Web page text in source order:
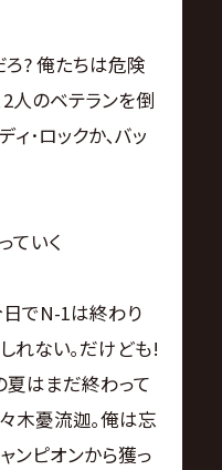
? 俺たちは危険
人のベテランを倒
ィ･ロックか､バッ
ていく
でN-1は終わり
れない｡だけども!
はまだ終わって
木憂流迦｡俺は忘
ンピオンから獲っ